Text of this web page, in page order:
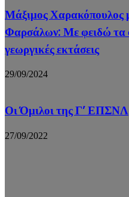
Μάξιμος Χαρακόπουλος
Φαρσάλων: Με φειδώ τα
γεωργικές εκτάσεις
29/09/2024
Οι Όμιλοι της Γ’ ΕΠΣΝΛ
27/09/2022